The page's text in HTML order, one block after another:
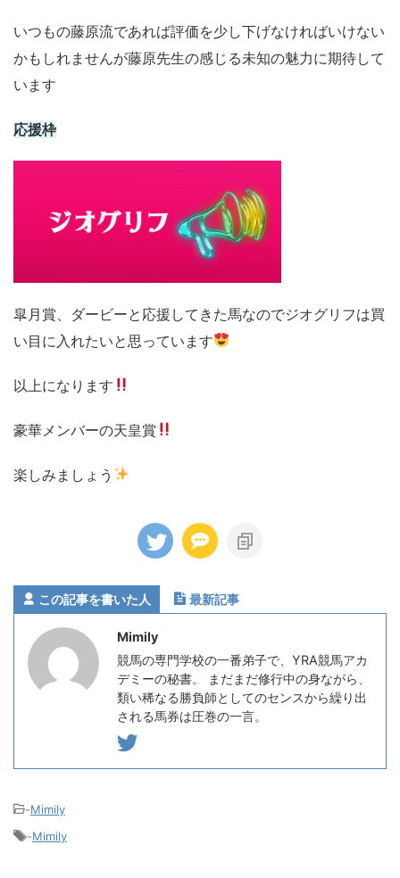
いつもの藤原流であれば評価を少し下げなければいけない
かもしれませんが藤原先生の感じる未知の魅力に期待して
います
応援枠
皐月賞、ダービーと応援してきた馬なのでジオグリフは買
い目に入れたいと思っています
以上になります
豪華メンバーの天皇賞
楽しみましょう
この記事を書いた人 最新記事
Mimily
競馬の専門学校の一番弟子で、YRA競馬アカ
デミーの秘書。 まだまだ修行中の身ながら、
類い稀なる勝負師としてのセンスから繰り出
される馬券は圧巻の一言。
-Mimily
-Mimily